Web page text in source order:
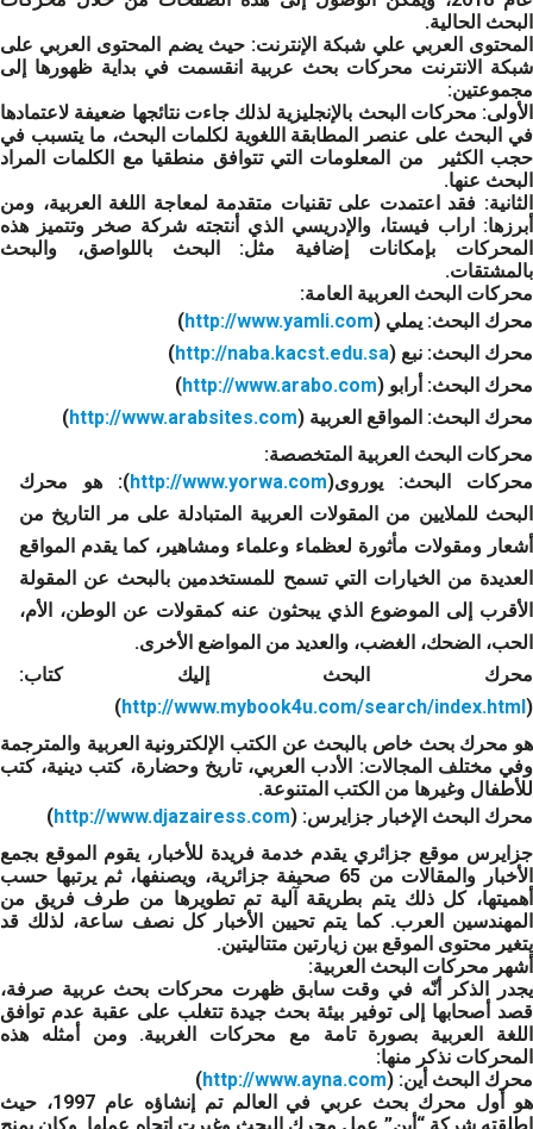
البحث الحالية.
المحتوى العربي علي شبكة الإنترنت: حيث يضم المحتوى العربي على
شبكة الانترنت محركات بحث عربية انقسمت في بداية ظهورها إلى
مجموعتين:
الأولى: محركات البحث بالإنجليزية لذلك جاءت نتائجها ضعيفة لاعتمادها
في البحث على عنصر المطابقة اللغوية لكلمات البحث، ما يتسبب في
حجب الكثير من المعلومات التي تتوافق منطقيا مع الكلمات المراد
البحث عنها.
الثانية: فقد اعتمدت على تقنيات متقدمة لمعاجة اللغة العربية، ومن
أبرزها: اراب فيستا، والإدريسي الذي أنتجته شركة صخر وتتميز هذه
المحركات بإمكانات إضافية مثل: البحث باللواصق، والبحث
بالمشتقات.
محركات البحث العربية العامة:
محرك البحث: يملي (http://www.yamli.com
)
محرك البحث: نبع (http://naba.kacst.edu.sa
)
محرك البحث: أرابو (http://www.arabo.com
)
محرك البحث: المواقع العربية (http://www.arabsites.com
)
محركات البحث العربية المتخصصة:
محركات البحث: يوروى(http://www.yorwa.com): هو محرك
البحث للملايين من المقولات العربية المتبادلة على مر التاريخ من
أشعار ومقولات مأثورة لعظماء وعلماء ومشاهير، كما يقدم المواقع
العديدة من الخيارات التي تسمح للمستخدمين بالبحث عن المقولة
الأقرب إلى الموضوع الذي يبحثون عنه كمقولات عن الوطن، الأم،
الحب، الضحك، الغضب، والعديد من المواضع الأخرى.
محرك البحث إليك كتاب:
(
http://www.mybook4u.com/search/index.html
)
هو محرك بحث خاص بالبحث عن الكتب الإلكترونية العربية والمترجمة
وفي مختلف المجالات: الأدب العربي، تاريخ وحضارة، كتب دينية، كتب
للأطفال وغيرها من الكتب المتنوعة.
محرك البحث الإخبار جزايرس: (
http://www.djazairess.com
)
جزايرس موقع جزائري يقدم خدمة فريدة للأخبار، يقوم الموقع بجمع
الأخبار والمقالات من 65 صحيفة جزائرية، ويصنفها، ثم يرتبها حسب
أهميتها، كل ذلك يتم بطريقة آلية تم تطويرها من طرف فريق من
المهندسين العرب. كما يتم تحيين الأخبار كل نصف ساعة، لذلك قد
يتغير محتوى الموقع بين زيارتين متتاليتين.
أشهر محركات البحث العربية:
يجدر الذكر أنّه في وقت سابق ظهرت محركات بحث عربية صرفة،
قصد أصحابها إلى توفير بيئة بحث جيدة تتغلب على عقبة عدم توافق
اللغة العربية بصورة تامة مع محركات الغربية. ومن أمثله هذه
المحركات نذكر منها:
محرك البحث أين: (
http://www.ayna.com
)
هو أول محرك بحث عربي في العالم تم إنشاؤه عام 1997، حيث